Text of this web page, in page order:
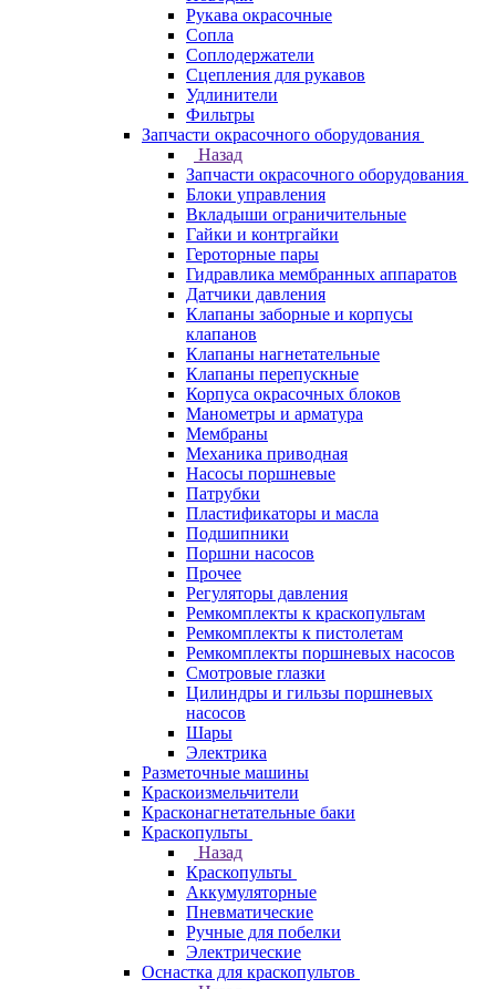
Рукава окрасочные
Сопла
Соплодержатели
Сцепления для рукавов
Удлинители
Фильтры
Запчасти окрасочного оборудования
Назад
Запчасти окрасочного оборудования
Блоки управления
Вкладыши ограничительные
Гайки и контргайки
Героторные пары
Гидравлика мембранных аппаратов
Датчики давления
Клапаны заборные и корпусы
клапанов
Клапаны нагнетательные
Клапаны перепускные
Корпуса окрасочных блоков
Манометры и арматура
Мембраны
Механика приводная
Насосы поршневые
Патрубки
Пластификаторы и масла
Подшипники
Поршни насосов
Прочее
Регуляторы давления
Ремкомплекты к краскопультам
Ремкомплекты к пистолетам
Ремкомплекты поршневых насосов
Смотровые глазки
Цилиндры и гильзы поршневых
насосов
Шары
Электрика
Разметочные машины
Краскоизмельчители
Красконагнетательные баки
Краскопульты
Назад
Краскопульты
Аккумуляторные
Пневматические
Ручные для побелки
Электрические
Оснастка для краскопультов